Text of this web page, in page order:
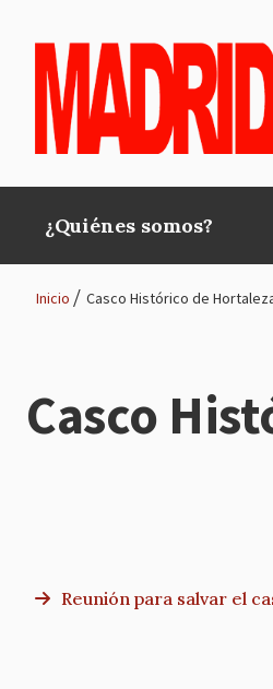
Main
navigation
¿Quiénes somos?
de
Inicio Casco Histórico de
Casco
Reunión para salvar el